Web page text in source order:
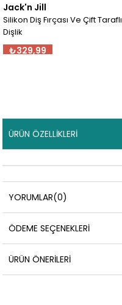
Jack'n Jill
Silikon Diş Fırçası Ve Çift Taraflı
Dişlik
₺329,99
ÜRÜN ÖZELLIKLERI
YORUMLAR(0)
ÖDEME SEÇENEKLERI
ÜRÜN ÖNERILERI